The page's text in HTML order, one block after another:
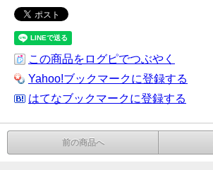
この商品をログピでつぶやく
Yahoo!ブックマークに登録する
はてなブックマークに登録する
前の商品へ